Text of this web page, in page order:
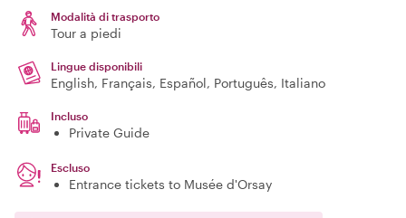
Modalità di trasporto
Tour a piedi
Lingue disponibili
English, Français, Español, Português, Italiano
Incluso
Private Guide
Escluso
Entrance tickets to Musée d'Orsay